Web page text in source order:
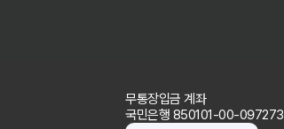
무통장입금 계좌
국민은행 850101-00-097273